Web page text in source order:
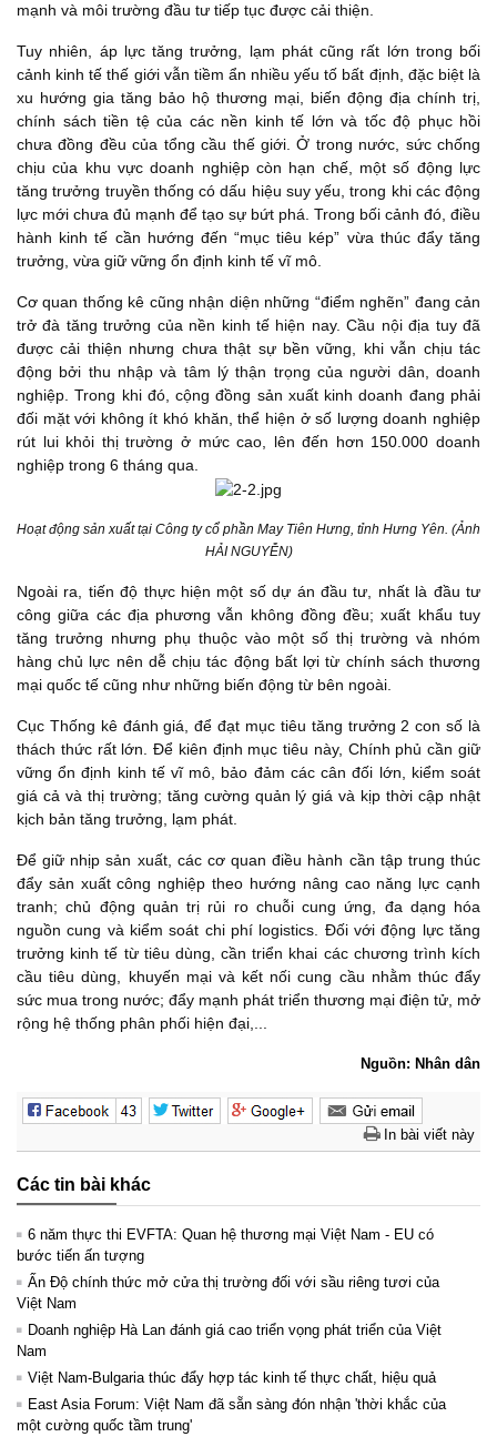
mạnh và môi trường đầu tư tiếp tục được cải thiện.
Tuy nhiên, áp lực tăng trưởng, lạm phát cũng rất lớn trong bối
cảnh kinh tế thế giới vẫn tiềm ẩn nhiều yếu tố bất định, đặc biệt là
xu hướng gia tăng bảo hộ thương mại, biến động địa chính trị,
chính sách tiền tệ của các nền kinh tế lớn và tốc độ phục hồi
chưa đồng đều của tổng cầu thế giới. Ở trong nước, sức chống
chịu của khu vực doanh nghiệp còn hạn chế, một số động lực
tăng trưởng truyền thống có dấu hiệu suy yếu, trong khi các động
lực mới chưa đủ mạnh để tạo sự bứt phá. Trong bối cảnh đó, điều
hành kinh tế cần hướng đến “mục tiêu kép” vừa thúc đẩy tăng
trưởng, vừa giữ vững ổn định kinh tế vĩ mô.
Cơ quan thống kê cũng nhận diện những “điểm nghẽn” đang cản
trở đà tăng trưởng của nền kinh tế hiện nay. Cầu nội địa tuy đã
được cải thiện nhưng chưa thật sự bền vững, khi vẫn chịu tác
động bởi thu nhập và tâm lý thận trọng của người dân, doanh
nghiệp. Trong khi đó, cộng đồng sản xuất kinh doanh đang phải
đối mặt với không ít khó khăn, thể hiện ở số lượng doanh nghiệp
rút lui khỏi thị trường ở mức cao, lên đến hơn 150.000 doanh
nghiệp trong 6 tháng qua.
Hoạt động sản xuất tại Công ty cổ phần May Tiên Hưng, tỉnh Hưng Yên. (Ảnh
HẢI NGUYỄN)
Ngoài ra, tiến độ thực hiện một số dự án đầu tư, nhất là đầu tư
công giữa các địa phương vẫn không đồng đều; xuất khẩu tuy
tăng trưởng nhưng phụ thuộc vào một số thị trường và nhóm
hàng chủ lực nên dễ chịu tác động bất lợi từ chính sách thương
mại quốc tế cũng như những biến động từ bên ngoài.
Cục Thống kê đánh giá, để đạt mục tiêu tăng trưởng 2 con số là
thách thức rất lớn. Để kiên định mục tiêu này, Chính phủ cần giữ
vững ổn định kinh tế vĩ mô, bảo đảm các cân đối lớn, kiểm soát
giá cả và thị trường; tăng cường quản lý giá và kịp thời cập nhật
kịch bản tăng trưởng, lạm phát.
Để giữ nhịp sản xuất, các cơ quan điều hành cần tập trung thúc
đẩy sản xuất công nghiệp theo hướng nâng cao năng lực cạnh
tranh; chủ động quản trị rủi ro chuỗi cung ứng, đa dạng hóa
nguồn cung và kiểm soát chi phí logistics. Đối với động lực tăng
trưởng kinh tế từ tiêu dùng, cần triển khai các chương trình kích
cầu tiêu dùng, khuyến mại và kết nối cung cầu nhằm thúc đẩy
sức mua trong nước; đẩy mạnh phát triển thương mại điện tử, mở
rộng hệ thống phân phối hiện đại,...
Nguồn: Nhân dân
In bài viết này
Các tin bài khác
6 năm thực thi EVFTA: Quan hệ thương mại Việt Nam - EU có
bước tiến ấn tượng
Ấn Độ chính thức mở cửa thị trường đối với sầu riêng tươi của
Việt Nam
Doanh nghiệp Hà Lan đánh giá cao triển vọng phát triển của Việt
Nam
Việt Nam-Bulgaria thúc đẩy hợp tác kinh tế thực chất, hiệu quả
East Asia Forum: Việt Nam đã sẵn sàng đón nhận 'thời khắc của
một cường quốc tầm trung'